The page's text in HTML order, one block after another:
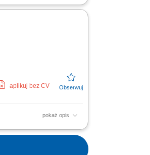
oraz
aplikuj bez CV
pokaż opis
oraz